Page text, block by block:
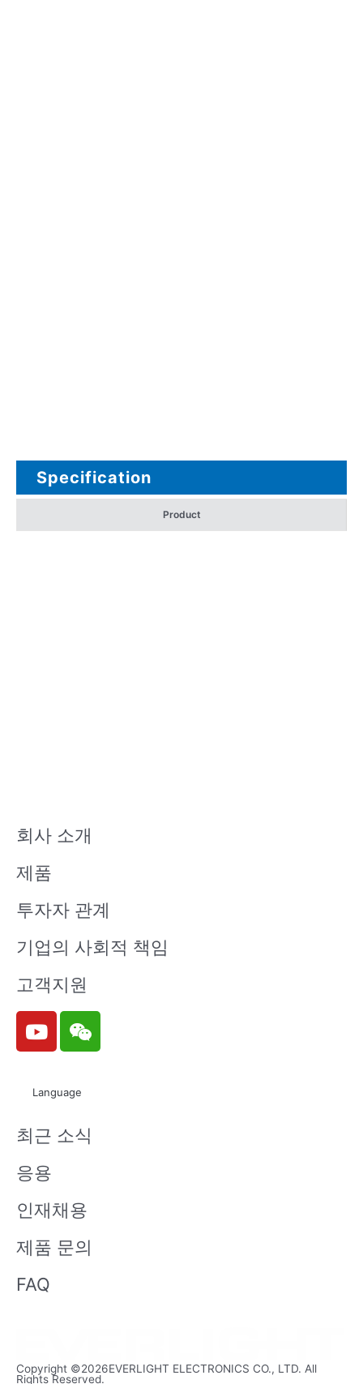
Specification
Product
회사 소개
제품
투자자 관계
기업의 사회적 책임
고객지원
Y
o
u
e
W
e
i
n
Language
최근 소식
응용
인재채용
제품 문의
FAQ
Copyright ©2026EVERLIGHT ELECTRONICS CO., LTD. All
Rights Reserved.